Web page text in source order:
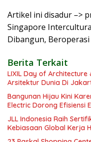
Artikel ini disadur –>
Singapore
Dibangun,
Berita Terkait
LIXIL Day of
Arsitektur Dunia Di
Bangunan Hijau Kini
Electric Dorong Efisiensi
JLL Indonesia Raih
Kebiasaan Global Kerja